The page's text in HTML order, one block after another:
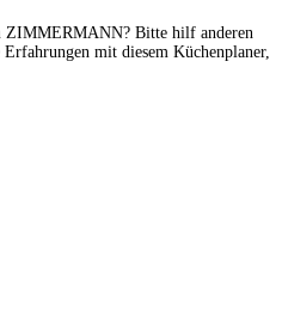
ZIMMERMANN? Bitte hilf anderen
mit diesem Küchenplaner,